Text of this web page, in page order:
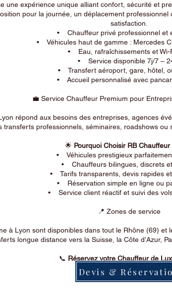
une expérience unique alliant confort, sécurité et
pour la journée, un déplacement
satisfaction.
• Chauffeur privé professionnel et
• Véhicules haut de gamme : Mercedes
• Eau, rafraîchissements et Wi-
• Service disponible 7j/7 –
• Transfert aéroport, gare, hôtel,
• Accueil personnalisé avec
💼 Service Chauffeur Premium pour
répond aux besoins des entreprises, agences
transferts professionnels, séminaires, roadshows ou
🌟 Pourquoi Choisir RB
• Véhicules prestigieux
• Chauffeurs bilingues, discrets
• Tarifs transparents, devis rapides
• Réservation simple en ligne ou
• Service client réactif et suivi des
📍 Zones de service
à Lyon sont disponibles dans tout le Rhône (69)
longue distance vers la Suisse, la Côte d’Azur,
📞 Réservez votre Chauffeur de
Devis &